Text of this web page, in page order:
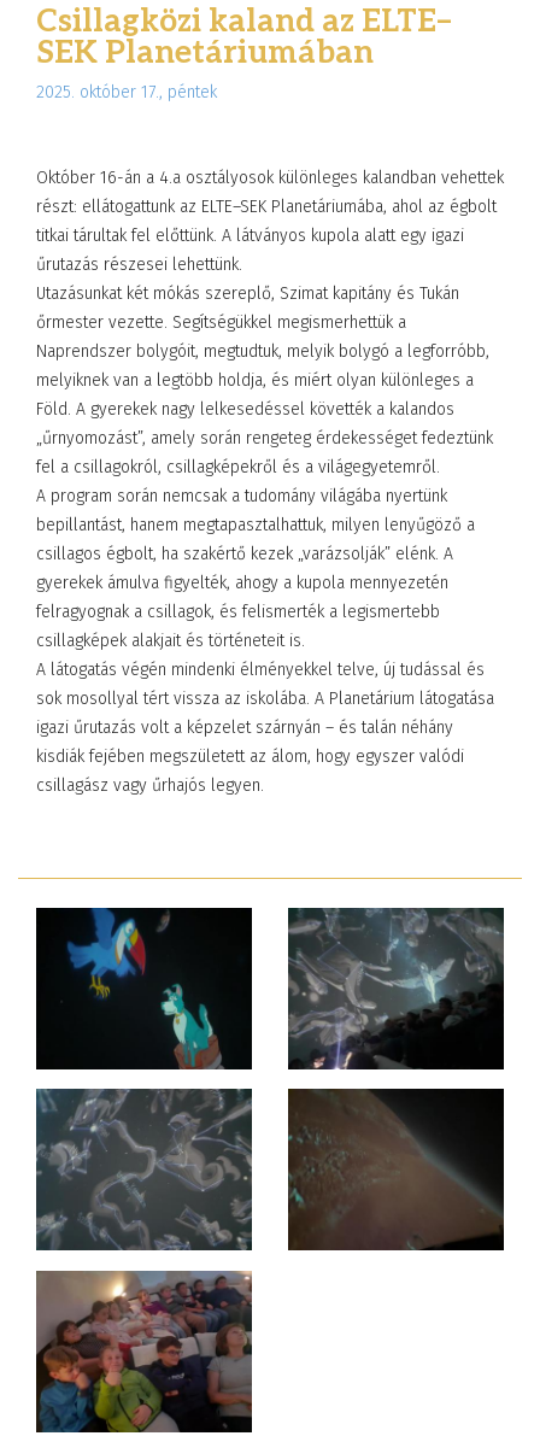
Csillagközi kaland az ELTE–
SEK Planetáriumában
2025. október 17., péntek
Október 16-án a 4.a osztályosok különleges kalandban vehettek
részt: ellátogattunk az ELTE–SEK Planetáriumába, ahol az égbolt
titkai tárultak fel előttünk. A látványos kupola alatt egy igazi
űrutazás részesei lehettünk.
Utazásunkat két mókás szereplő, Szimat kapitány és Tukán
őrmester vezette. Segítségükkel megismerhettük a
Naprendszer bolygóit, megtudtuk, melyik bolygó a legforróbb,
melyiknek van a legtöbb holdja, és miért olyan különleges a
Föld. A gyerekek nagy lelkesedéssel követték a kalandos
„űrnyomozást”, amely során rengeteg érdekességet fedeztünk
fel a csillagokról, csillagképekről és a világegyetemről.
A program során nemcsak a tudomány világába nyertünk
bepillantást, hanem megtapasztalhattuk, milyen lenyűgöző a
csillagos égbolt, ha szakértő kezek „varázsolják” elénk. A
gyerekek ámulva figyelték, ahogy a kupola mennyezetén
felragyognak a csillagok, és felismerték a legismertebb
csillagképek alakjait és történeteit is.
A látogatás végén mindenki élményekkel telve, új tudással és
sok mosollyal tért vissza az iskolába. A Planetárium látogatása
igazi űrutazás volt a képzelet szárnyán – és talán néhány
kisdiák fejében megszületett az álom, hogy egyszer valódi
csillagász vagy űrhajós legyen.